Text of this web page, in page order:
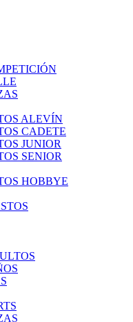
ALEVÍN
CADETE
JUNIOR
SENIOR
HOBBYE